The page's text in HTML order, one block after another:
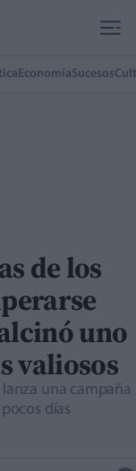
EconomíaSucesos
de los
uno
valiosos
una campaña
días